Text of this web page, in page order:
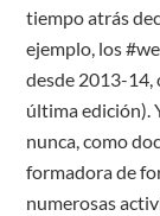
tiempo atrás
ejemplo, los
desde 2013-14,
última edición).
nunca, como
formadora de
numerosas